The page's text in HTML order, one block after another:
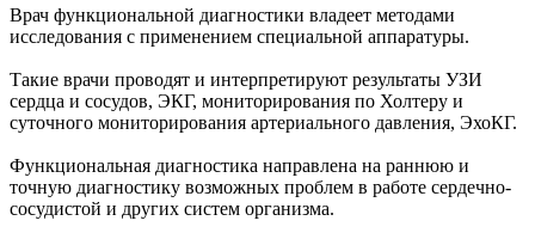
Врач функциональной диагностики владеет методами
исследования с применением специальной аппаратуры.
Такие врачи проводят и интерпретируют результаты УЗИ
сердца и сосудов, ЭКГ, мониторирования по Холтеру и
суточного мониторирования артериального давления, ЭхоКГ.
Функциональная диагностика направлена на раннюю и
точную диагностику возможных проблем в работе сердечно-
сосудистой и других систем организма.